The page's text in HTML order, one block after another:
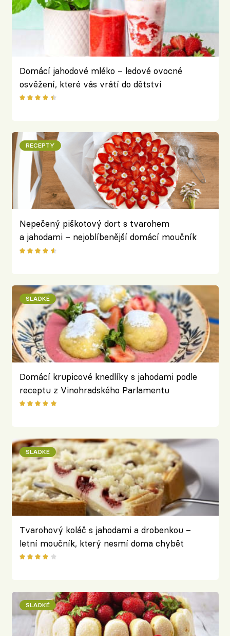
Domácí jahodové mléko – ledové ovocné
osvěžení, které vás vrátí do dětství
RECEPTY
Nepečený piškotový dort s tvarohem
a jahodami – nejoblíbenější domácí moučník
SLADKÉ
Domácí krupicové knedlíky s jahodami podle
receptu z Vinohradského Parlamentu
SLADKÉ
Tvarohový koláč s jahodami a drobenkou –
letní moučník, který nesmí doma chybět
SLADKÉ